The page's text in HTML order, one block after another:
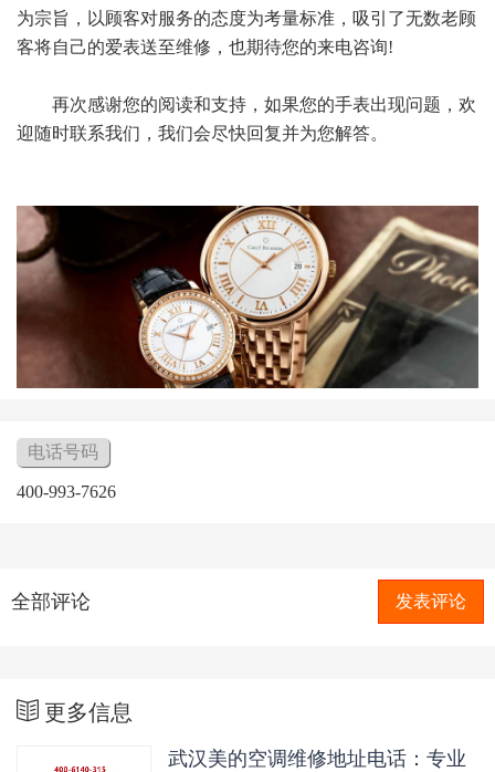
为宗旨，以顾客对服务的态度为考量标准，吸引了无数老顾
客将自己的爱表送至维修，也期待您的来电咨询!
再次感谢您的阅读和支持，如果您的手表出现问题，欢
迎随时联系我们，我们会尽快回复并为您解答。
电话号码
400-993-7626
全部评论 发表评论
更多信息
武汉美的空调维修地址电话：专业